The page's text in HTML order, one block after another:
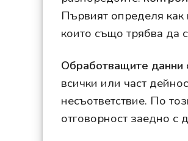
Първият определя
които също трябва да
Обработващите данни
всички или част
несъответствие. По
отговорност заедно с